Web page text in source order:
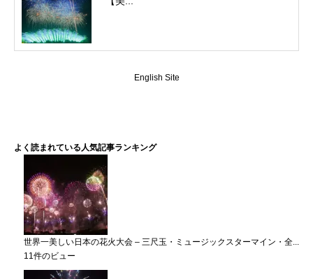
English Site
よく読まれている人気記事ランキング
世界一美しい日本の花火大会 – 三尺玉・ミュージックスターマイン・全...
11件のビュー